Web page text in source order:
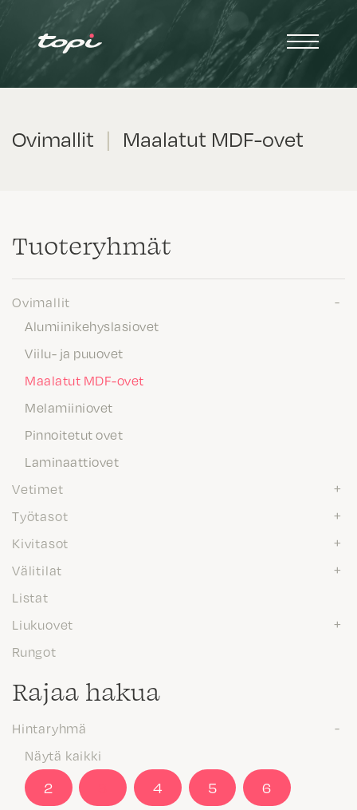
Ovimallit | Maalatut MDF-ovet
Tuote­ryhmät
Ovimallit
Alumiinikehyslasiovet
Viilu- ja puuovet
Maalatut MDF-ovet
Melamiiniovet
Pinnoitetut ovet
Laminaattiovet
Vetimet
Työtasot
Kivitasot
Välitilat
Listat
Liukuovet
Rungot
Rajaa hakua
Hintaryhmä
Näytä kaikki
2 4 5 6